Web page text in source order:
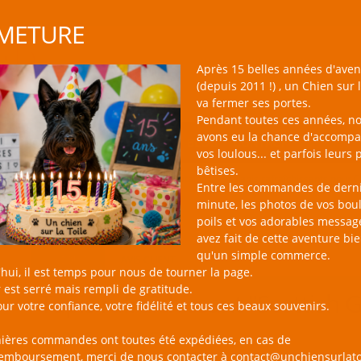
Après 15 belles années
(depuis 2011 !) , un Chien sur
va fermer ses portes.
Pendant toutes ces années,
avons eu la chance
vos loulous... et parfois leurs
bêtises.
Entre les commandes de
minute, les photos de vos
poils et vos adorables
avez fait de cette aventure
qu'un simple commerce.
il est temps pour nous de tourner la page.
est serré mais rempli de gratitude.
votre confiance, votre fidélité et tous ces beaux souvenirs.
commandes ont toutes été expédiées, en cas de
merci de nous contacter à
NAC NOUVEAUTÉS BLOG CONTACT
un Chien sur la Toile Catalogue Tapis rafraîchissants pour
Tapis rafraîchissant "Scottish
19,90 € - 46,90 €